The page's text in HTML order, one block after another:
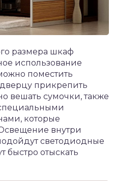
размера шкаф
использование
поместить
прикрепить
вешать сумочки, также
которые
внутри
светодиодные
быстро отыскать